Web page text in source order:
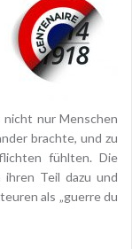
nur Menschen
brachte, und zu
fühlten. Die
Teil dazu und
als „guerre du